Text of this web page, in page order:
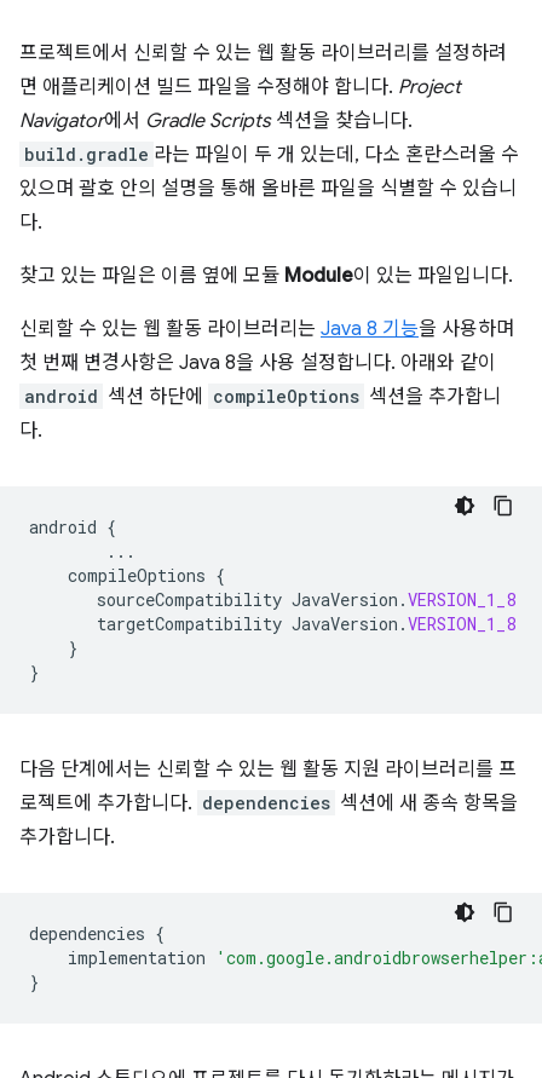
프로젝트에서 신뢰할 수 있는 웹 활동 라이브러리를 설정하려
면 애플리케이션 빌드 파일을 수정해야 합니다. Project
Navigator에서 Gradle Scripts섹션을 찾습니다.
build.gradle 라는 파일이 두 개 있는데, 다소 혼란스러울 수
있으며 괄호 안의 설명을 통해 올바른 파일을 식별할 수 있습니
다.
찾고 있는 파일은 이름 옆에 모듈 Module이 있는 파일입니다.
신뢰할 수 있는 웹 활동 라이브러리는 Java 8 기능을 사용하며
첫 번째 변경사항은 Java 8을 사용 설정합니다. 아래와 같이
android 섹션 하단에 compileOptions 섹션을 추가합니
다.
android {
...
compileOptions {
sourceCompatibility JavaVersion .VERSION_1_8
targetCompatibility JavaVersion .VERSION_1_8
}
}
다음 단계에서는 신뢰할 수 있는 웹 활동 지원 라이브러리를 프
로젝트에 추가합니다. dependencies 섹션에 새 종속 항목을
추가합니다.
dependencies {
implementation
}